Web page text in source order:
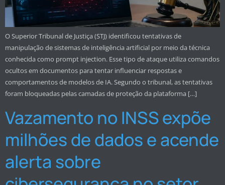
O Superior Tribunal de Justiça (STJ) identificou tentativas de
manipulação de sistemas de inteligência artificial por meio da técnica
conhecida como prompt injection. Esse tipo de ataque utiliza comandos
ocultos em documentos para tentar influenciar respostas e
comportamentos de modelos de IA. Segundo o tribunal, as tentativas
foram bloqueadas pelas camadas de proteção da plataforma […]
Vazamento no INSS expõe
milhões de dados e acende
alerta sobre